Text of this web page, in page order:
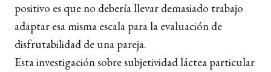
positivo es que no debería llevar demasiado trabajo
adaptar esa misma escala para la evaluación de
disfrutabilidad de una pareja.
Esta investigación sobre subjetividad láctea particular